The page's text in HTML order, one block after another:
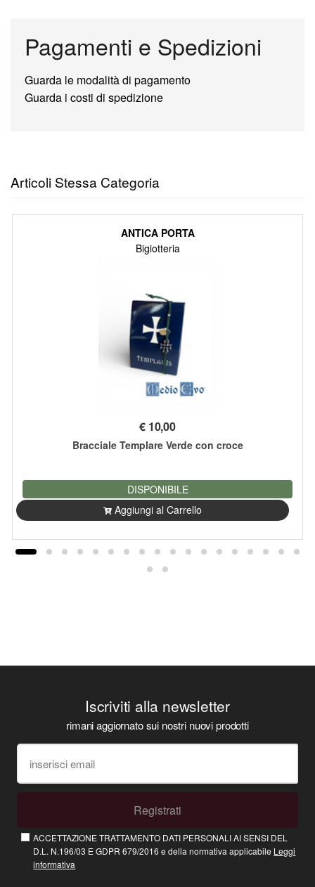
Pagamenti e Spedizioni
Guarda le modalità di pagamento
Guarda i costi di spedizione
Articoli Stessa Categoria
ANTICA PORTA
Bigiotteria
€ 10,00
Bracciale Templare Verde con croce
DISPONIBILE
Aggiungi al Carrello
Iscriviti alla newsletter
rimani aggiornato sui nostri nuovi prodotti
Registrati
ACCETTAZIONE TRATTAMENTO DATI PERSONALI AI SENSI DEL
D.L. N.196/03 E GDPR 679/2016 e della normativa applicabile Leggi
informativa